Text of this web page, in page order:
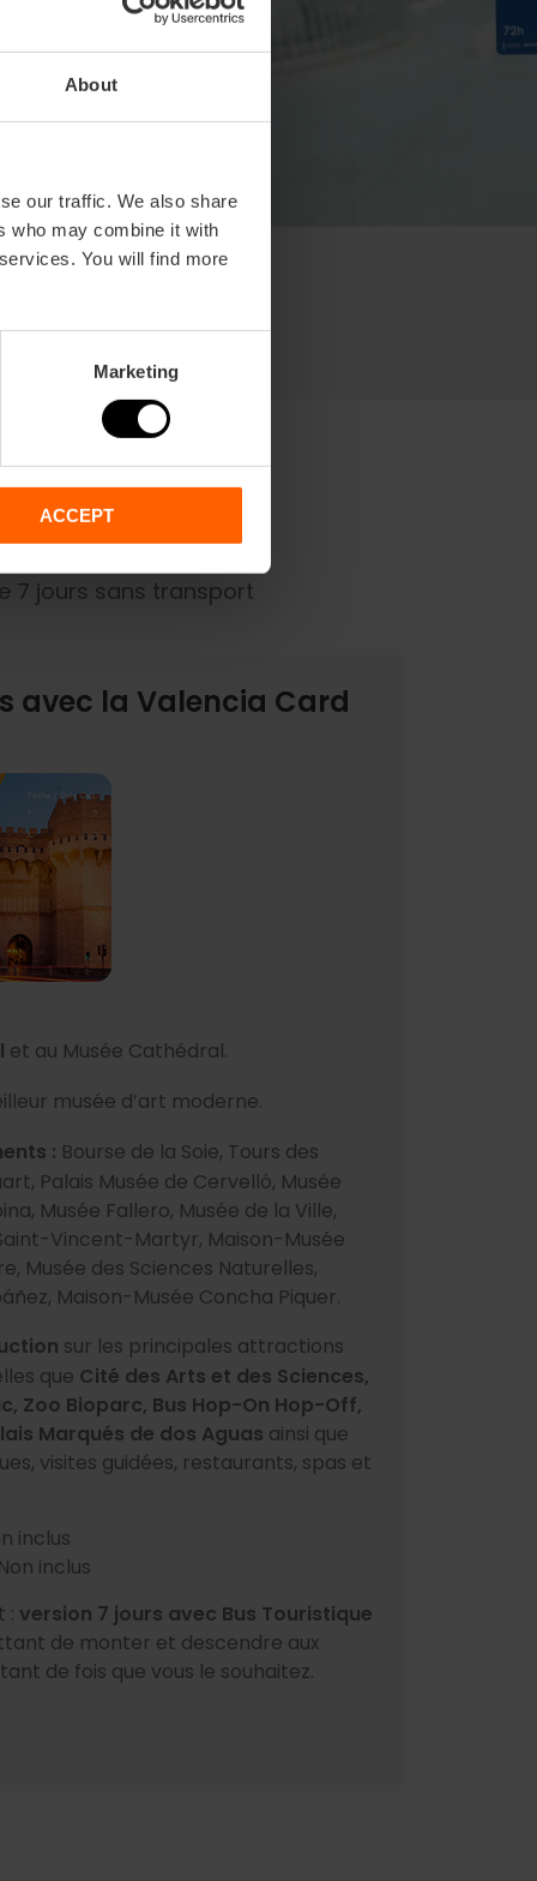
About
our traffic. We also share
who may combine it with
You will find more
Marketing
ACCEPT
7 jours sans transport
avec la Valencia Card
et au Musée Cathédral.
musée d’art moderne.
: Bourse de la Soie, Tours des
Palais Musée de Cervelló, Musée
Musée Fallero, Musée de la Ville,
Vincent-Martyr, Maison-Musée
Musée des Sciences Naturelles,
Maison-Musée Concha Piquer.
sur les principales attractions
que Cité des Arts et des Sciences,
Zoo Bioparc, Bus Hop-On Hop-Off,
Marqués de dos Aguas ainsi que
visites guidées, restaurants, spas et
inclus
Non inclus
: version 7 jours avec Bus Touristique
de monter et descendre aux
de fois que vous le souhaitez.